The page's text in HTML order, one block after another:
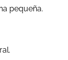
pequeña.